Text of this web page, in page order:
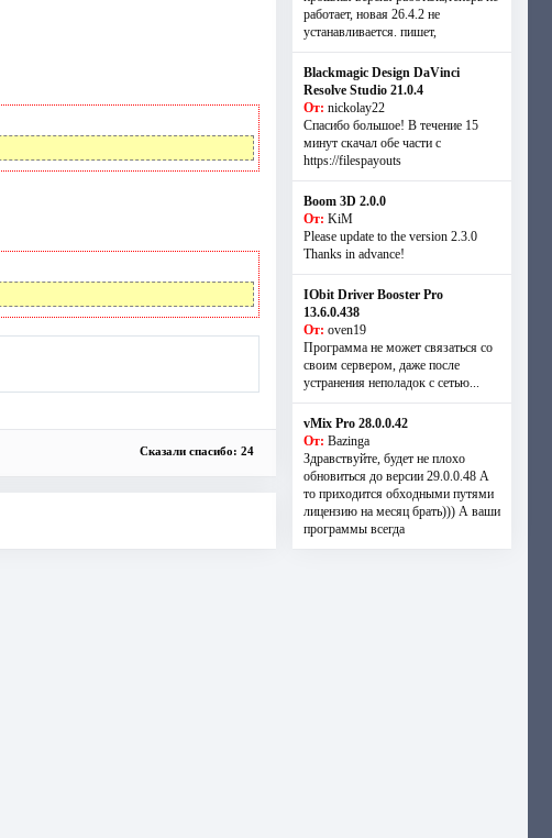
Сказали спасибо: 24
работает, новая 26.4.2 не
устанавливается. пишет,
Blackmagic Design DaVinci
Resolve Studio 21.0.4
От: nickolay22
Спасибо большое! В течение 15
минут скачал обе части с
https://filespayouts
Boom 3D 2.0.0
От: KiM
Please update to the version 2.3.0
Thanks in advance!
IObit Driver Booster Pro
13.6.0.438
От: oven19
Программа не может связаться со
своим сервером, даже после
устранения неполадок с сетью...
vMix Pro 28.0.0.42
От: Bazinga
Здравствуйте, будет не плохо
обновиться до версии 29.0.0.48 А
то приходится обходными путями
лицензию на месяц брать))) А ваши
программы всегда